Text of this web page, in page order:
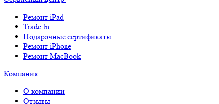
Ремонт iPad
Trade In
Подарочные сертификаты
Ремонт iPhone
Ремонт MacBook
Компания
О компании
Отзывы